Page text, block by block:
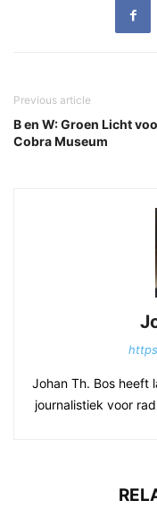
Previous article
B en W: Groen Licht
Cobra Museum
Johan Th. Bos heeft
journalistiek voor